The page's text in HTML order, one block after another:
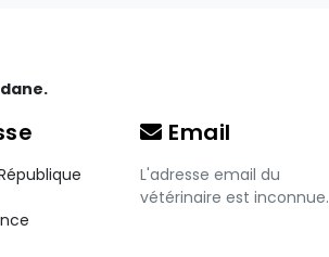
Email
L'adresse email du
vétérinaire est inconnue.